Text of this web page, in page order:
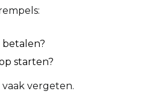
betalen?
starten?
vergeten.